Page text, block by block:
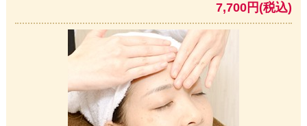
7,700円(税込)